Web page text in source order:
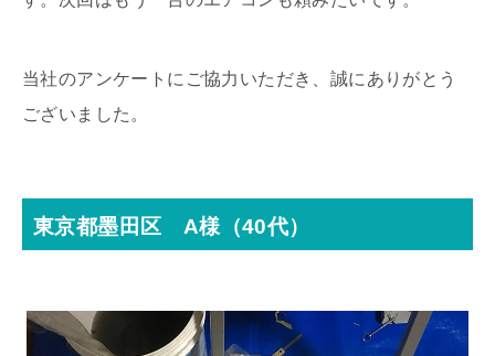
当社のアンケートにご協力いただき、誠にありがとう
ございました。
東京都墨田区 A様（40代）